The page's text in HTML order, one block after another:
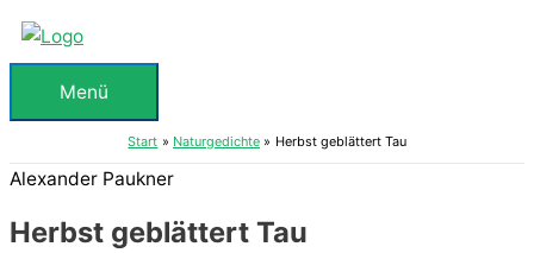
Zum
Inhalt
springenMenü
Menü
Start Naturgedichte Herbst geblättert Tau
Alexander Paukner
Herbst geblättert Tau